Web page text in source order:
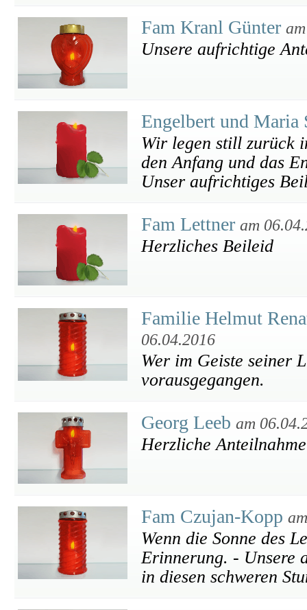
Fam Kranl Günter
Unsere aufrichtige
Engelbert und
Wir legen still zurück
den Anfang und das
Unser aufrichtiges
Fam Lettner am
Herzliches Beileid
Familie Helmut
06.04.2016
Wer im Geiste seiner
vorausgegangen.
Georg Leeb am
Herzliche
Fam Czujan-Kopp
Wenn die Sonne des
Erinnerung. - Unsere
in diesen schweren